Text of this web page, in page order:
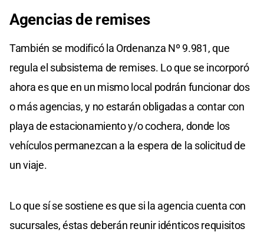
Agencias de remises
También se modificó la Ordenanza Nº 9.981, que
regula el subsistema de remises. Lo que se incorporó
ahora es que en un mismo local podrán funcionar dos
o más agencias, y no estarán obligadas a contar con
playa de estacionamiento y/o cochera, donde los
vehículos permanezcan a la espera de la solicitud de
un viaje.
Lo que sí se sostiene es que si la agencia cuenta con
sucursales, éstas deberán reunir idénticos requisitos